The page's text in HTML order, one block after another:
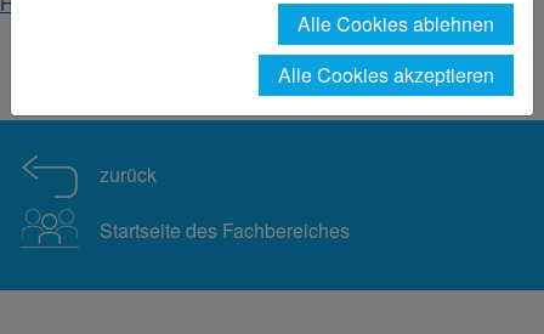
Fachbereich Textil- und Bekleidungstechnik
Smart Textiles
Nachrichtendetail Smart Textiles
zurück
Startseite des Fachbereiches
Alle Cookies ablehnen
Alle Cookies akzeptieren